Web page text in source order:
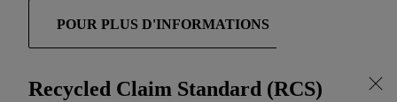
POUR PLUS D'INFORMATIONS
Recycled Claim Standard (RCS)